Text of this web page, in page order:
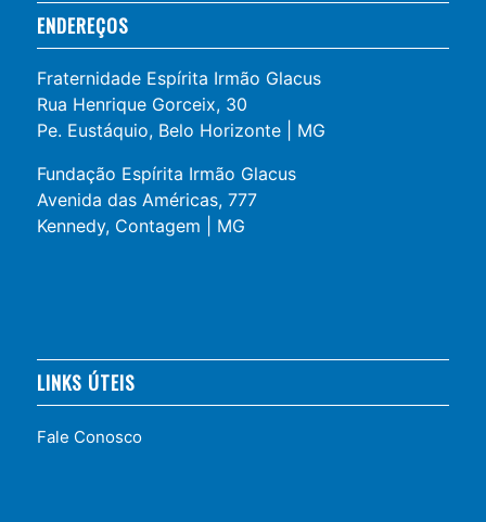
ENDEREÇOS
Fraternidade Espírita Irmão Glacus
Rua Henrique Gorceix, 30
Pe. Eustáquio, Belo Horizonte | MG
Fundação Espírita Irmão Glacus
Avenida das Américas, 777
Kennedy, Contagem | MG
LINKS ÚTEIS
Fale Conosco